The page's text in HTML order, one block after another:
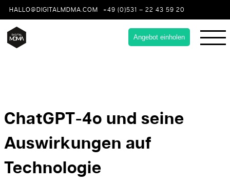
HALLO@DIGITALMDMA.COM +49 (0)531 – 22 43 59 20
Angebot einholen
ChatGPT-4o und seine
Auswirkungen auf
Technologie